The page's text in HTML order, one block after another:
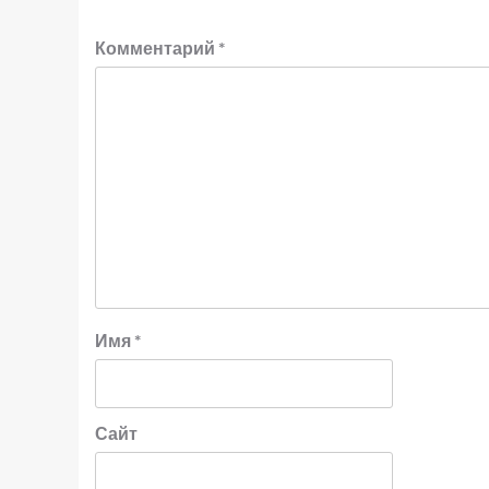
Комментарий *
Имя *
Сайт